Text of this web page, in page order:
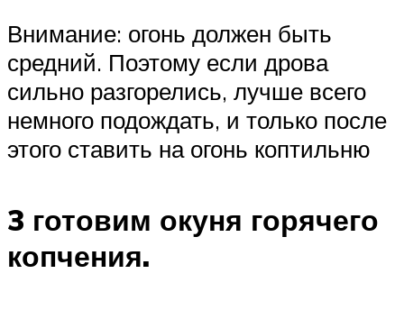
Внимание: огонь должен быть
средний. Поэтому если дрова
сильно разгорелись, лучше всего
немного подождать, и только после
этого ставить на огонь коптильню
3 готовим окуня горячего
копчения.